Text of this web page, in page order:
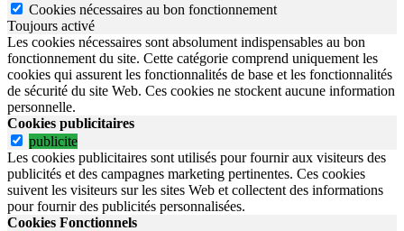
Cookies nécessaires au bon fonctionnement
Toujours activé
Les cookies nécessaires sont absolument indispensables au bon
fonctionnement du site. Cette catégorie comprend uniquement les
cookies qui assurent les fonctionnalités de base et les fonctionnalités
de sécurité du site Web. Ces cookies ne stockent aucune information
personnelle.
Cookies publicitaires
publicite
Les cookies publicitaires sont utilisés pour fournir aux visiteurs des
publicités et des campagnes marketing pertinentes. Ces cookies
suivent les visiteurs sur les sites Web et collectent des informations
pour fournir des publicités personnalisées.
Cookies Fonctionnels